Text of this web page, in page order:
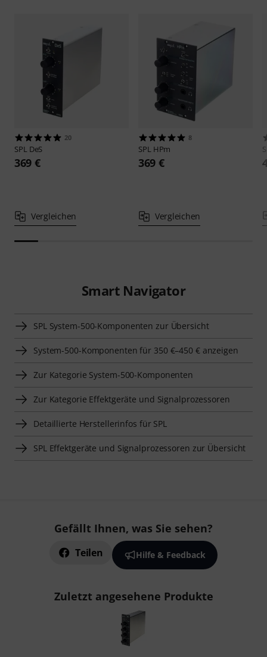
20
SPL DeS
369 €
Vergleichen
8
SPL HPm
369 €
Vergleichen
Smart Navigator
SPL System-500-Komponenten zur Übersicht
System-500-Komponenten für 350 €–450 € anzeigen
Zur Kategorie System-500-Komponenten
Zur Kategorie Effektgeräte und Signalprozessoren
Detaillierte Herstellerinfos für SPL
SPL Effektgeräte und Signalprozessoren zur Übersicht
Gefällt Ihnen, was Sie sehen?
Teilen Hilfe & Feedback
Zuletzt angesehene Produkte